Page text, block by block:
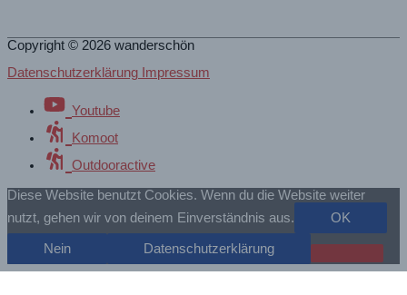
Copyright © 2026 wanderschön
Datenschutzerklärung Impressum
Youtube
Komoot
Outdooractive
Diese Website benutzt Cookies. Wenn du die Website weiter
nutzt, gehen wir von deinem Einverständnis aus.
OK
Nein Datenschutzerklärung